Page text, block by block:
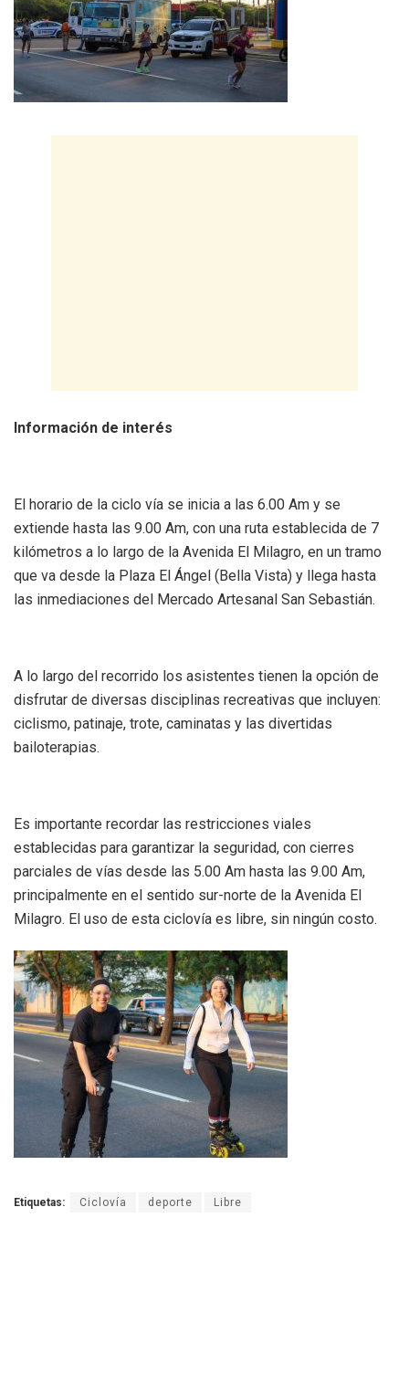
Información de interés
El horario de la ciclo vía se inicia a las 6.00 Am y se
extiende hasta las 9.00 Am, con una ruta establecida de 7
kilómetros a lo largo de la Avenida El Milagro, en un tramo
que va desde la Plaza El Ángel (Bella Vista) y llega hasta
las inmediaciones del Mercado Artesanal San Sebastián.
A lo largo del recorrido los asistentes tienen la opción de
disfrutar de diversas disciplinas recreativas que incluyen:
ciclismo, patinaje, trote, caminatas y las divertidas
bailoterapias.
Es importante recordar las restricciones viales
establecidas para garantizar la seguridad, con cierres
parciales de vías desde las 5.00 Am hasta las 9.00 Am,
principalmente en el sentido sur-norte de la Avenida El
Milagro. El uso de esta ciclovía es libre, sin ningún costo.
Etiquetas: Ciclovía deporte Libre